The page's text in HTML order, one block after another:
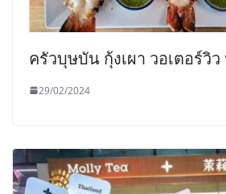
ครัวบุษบัน กุ้งเผา วอเตอร์วิ
29/02/2024